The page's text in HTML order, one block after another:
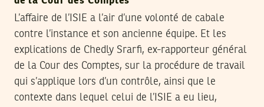
L’affaire de l’ISIE a l’air d’une volonté de cabale
contre l’instance et son ancienne équipe. Et les
explications de Chedly Srarfi, ex-rapporteur général
de la Cour des Comptes, sur la procédure de travail
qui s’applique lors d’un contrôle, ainsi que le
contexte dans lequel celui de l’ISIE a eu lieu,